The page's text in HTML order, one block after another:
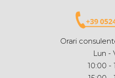
Orari
Lun -
10:00 -